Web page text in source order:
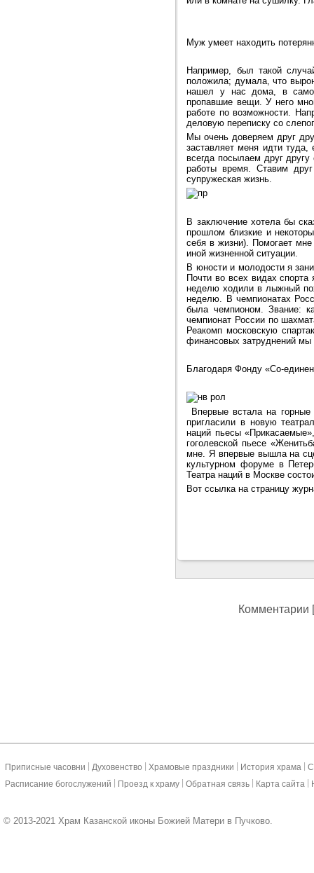
Муж умеет находить
Например, был такой
положила; думала, что
нашел у нас дома, в
пропавшие вещи. У него
работе по возможности.
деловую переписку со
Мы очень доверяем друг
заставляет меня идти
всегда посылаем друг
работы время. Ставим
супружеская жизнь.
В заключение хотела бы
прошлом близкие и
себя в жизни). Помогает мне
иной жизненной ситуации.
В юности и молодости я
Почти во всех видах
неделю ходили в лыжный
неделю. В чемпионатах
была чемпионом. Звание:
чемпионат России по
Реакомп московскую
финансовых затруднений мы
Благодаря Фонду «Со-
Впервые встала на
пригласили в новую
наций пьесы
гоголевской пьесе
мне. Я впервые вышла на
культурном форуме в
Театра наций в Москве
Вот ссылка на страницу
Комментарии
Приписные часовни Духовенство Храмовые праздники История храма
Расписание богослужений
Проезд к храму Обратная связь Карта сайта
© 2013-2021 Храм Казанской иконы Божией Матери в Пучково.